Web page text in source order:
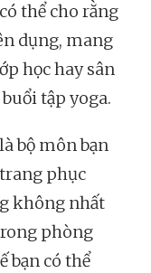
thể cho rằng
dụng, mang
học hay sân
tập yoga.
bộ môn bạn
phục
không nhất
phòng
bạn có thể